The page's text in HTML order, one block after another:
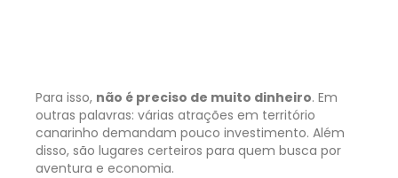
Para isso, não é preciso de muito dinheiro. Em
outras palavras: várias atrações em território
canarinho demandam pouco investimento. Além
disso, são lugares certeiros para quem busca por
aventura e economia.